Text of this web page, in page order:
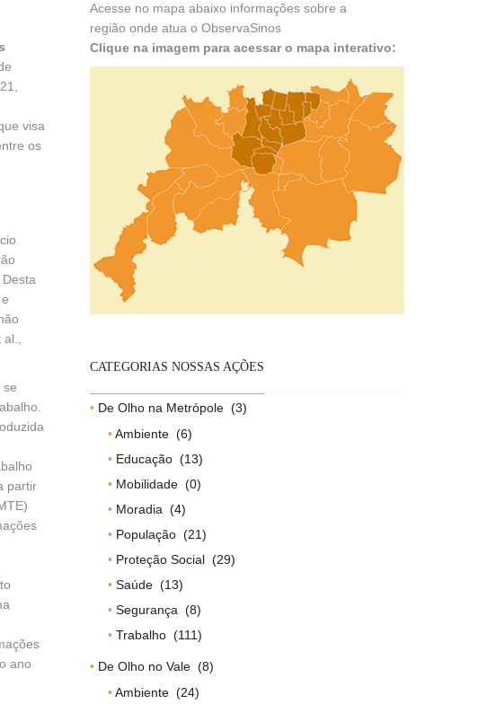
visa
os
se
partir
ano
Acesse no mapa abaixo informações sobre a
região onde atua o ObservaSinos
Clique na imagem para acessar o mapa interativo:
CATEGORIAS NOSSAS AÇÕES
De Olho na Metrópole (3)
Ambiente (6)
Educação (13)
Mobilidade (0)
Moradia (4)
População (21)
Proteção Social (29)
Saúde (13)
Segurança (8)
Trabalho (111)
De Olho no Vale (8)
Ambiente (24)